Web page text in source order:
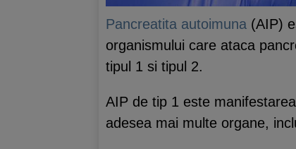
Pancreatita autoimuna (AIP)
organismului care ataca
tipul 1 si tipul 2.
AIP de tip 1 este
adesea mai multe organe,